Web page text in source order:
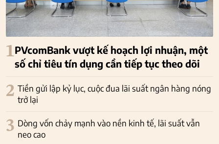
1PVcomBank vượt kế hoạch lợi nhuận, một
số chỉ tiêu tín dụng cần tiếp tục theo dõi
2 Tiền gửi lập kỷ lục, cuộc đua lãi suất ngân hàng nóng
trở lại
3 Dòng vốn chảy mạnh vào nền kinh tế, lãi suất vẫn
neo cao